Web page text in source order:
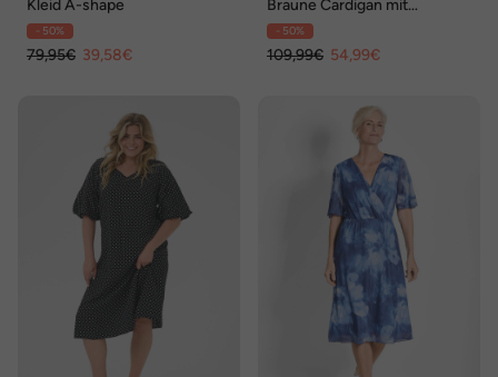
Kleid A-shape
- 50%
79,95€ 39,58€
Braune Cardigan mit
Ajourmuster
- 50%
109,99€ 54,99€